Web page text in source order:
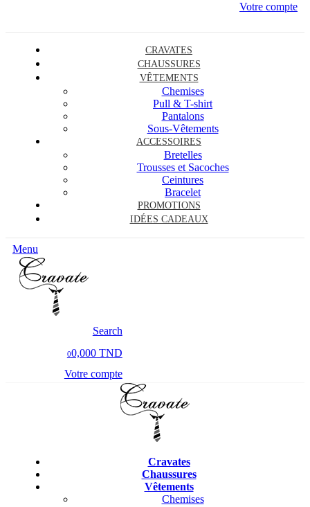
Votre compte
CRAVATES
CHAUSSURES
VÊTEMENTS
Chemises
Pull & T-shirt
Pantalons
Sous-Vêtements
ACCESSOIRES
Bretelles
Trousses et Sacoches
Ceintures
Bracelet
PROMOTIONS
IDÉES CADEAUX
Menu
Search
00,000 TND
Votre compte
Cravates
Chaussures
Vêtements
Chemises